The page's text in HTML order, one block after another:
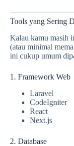
Tools yang Sering
Kalau kamu masih
(atau minimal
ini cukup umum
1. Framework Web
Laravel
CodeIgniter
React
Next.js
2. Database